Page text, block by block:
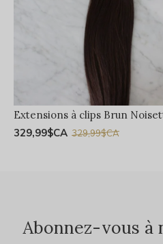
Extensions à clips Brun
329,99$CA 329,99$CA
Abonnez-vous